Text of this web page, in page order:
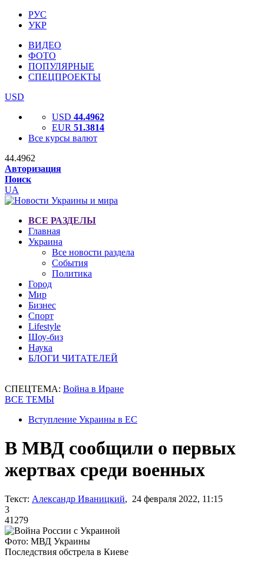
РУС
УКР
ВИДЕО
ФОТО
ПОПУЛЯРНЫЕ
СПЕЦПРОЕКТЫ
USD
USD 44.4962
EUR 51.3814
Все курсы валют
44.4962
Авторизация
Поиск
UA
ВСЕ РАЗДЕЛЫ
Главная
Украина
Все новости раздела
События
Политика
Город
Мир
Бизнес
Спорт
Lifestyle
Шоу-биз
Наука
БЛОГИ ЧИТАТЕЛЕЙ
СПЕЦТЕМА: Война в Иране
ВСЕ ТЕМЫ
Вступление Украины в ЕС
В МВД сообщили о первых
жертвах среди военных
Текст: Александр Иваницкий, 24 февраля 2022, 11:15
3
41279
Фото: МВД Украины
Последствия обстрела в Киеве